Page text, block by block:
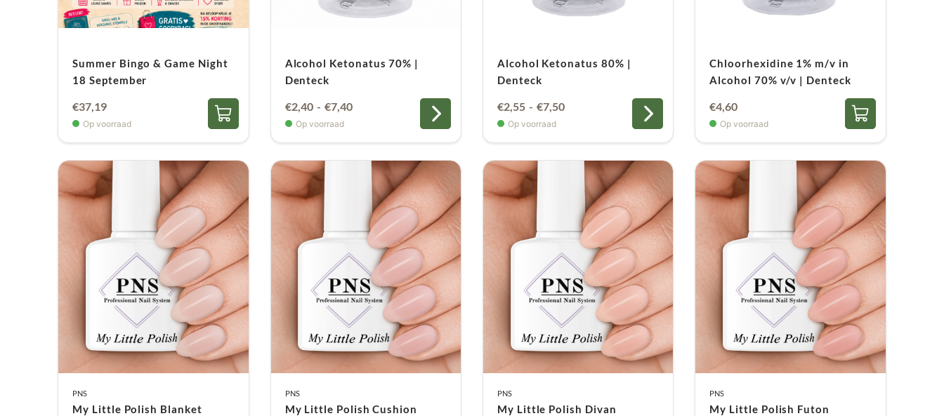
Summer Bingo & Game Night
18 September
€37,19
Op voorraad
Alcohol Ketonatus 70% |
Denteck
€2,40 - €7,40Prijsklasse:
tot
€7,40
Op voorraad
Alcohol Ketonatus 80% |
Denteck
€2,55 - €7,50Prijsklasse:
tot
€7,50
Op voorraad
Chloorhexidine 1% m/v in
Alcohol 70% v/v | Denteck
€4,60
Op voorraad
PNS
My Little Polish Blanket
PNS
My Little Polish Cushion
PNS
My Little Polish Divan
PNS
My Little Polish Futon